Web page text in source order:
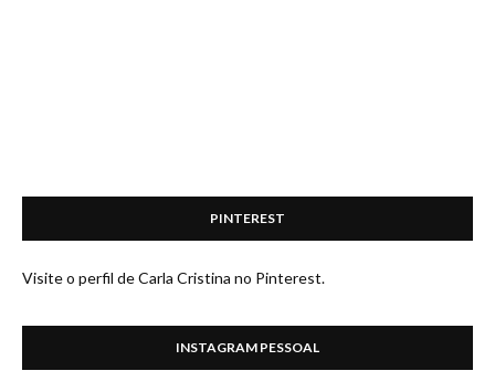
PINTEREST
Visite o perfil de Carla Cristina no Pinterest.
INSTAGRAM PESSOAL